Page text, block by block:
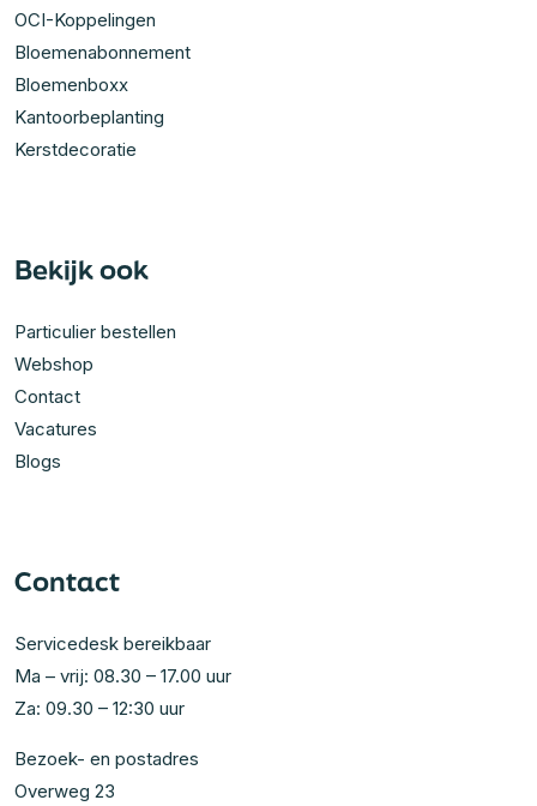
OCI-Koppelingen
Bloemenabonnement
Bloemenboxx
Kantoorbeplanting
Kerstdecoratie
Bekijk ook
Particulier bestellen
Webshop
Contact
Vacatures
Blogs
Contact
Servicedesk bereikbaar
Ma – vrij: 08.30 – 17.00 uur
Za: 09.30 – 12:30 uur
Bezoek- en postadres
Overweg 23